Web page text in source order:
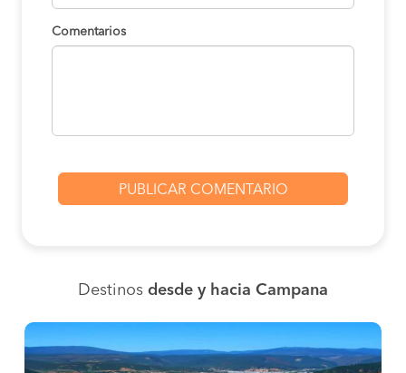
Comentarios
Destinos desde y hacia Campana